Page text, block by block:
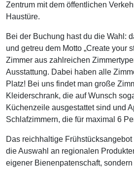
Zentrum mit dem öffentlichen
Haustüre.
Bei der Buchung hast du die Wahl:
und getreu dem Motto „Create your
Zimmer aus zahlreichen
Ausstattung. Dabei haben alle
Platz! Bei uns findet man große
Kleiderschrank, die auf Wunsch
Küchenzeile ausgestattet sind und
Schlafzimmern, die für maximal 6
Das reichhaltige
die Auswahl an regionalen
eigener Bienenpatenschaft,